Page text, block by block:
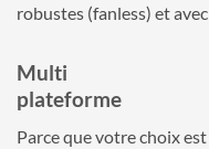
robustes (fanless) et
Multi
plateforme
Parce que votre choix